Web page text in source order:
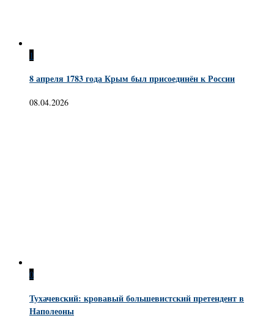
1
8 апреля 1783 года Крым был присоединён к России
08.04.2026
0
Тухачевский: кровавый большевистский претендент в
Наполеоны